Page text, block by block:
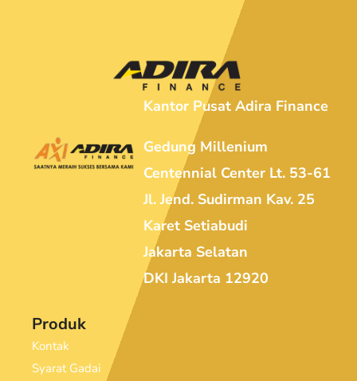
Kantor Pusat Adira Finance
Gedung Millenium
Centennial Center Lt. 53-61
Jl. Jend. Sudirman Kav. 25
Karet Setiabudi
Jakarta Selatan
DKI Jakarta 12920
Produk
Kontak
Syarat Gadai